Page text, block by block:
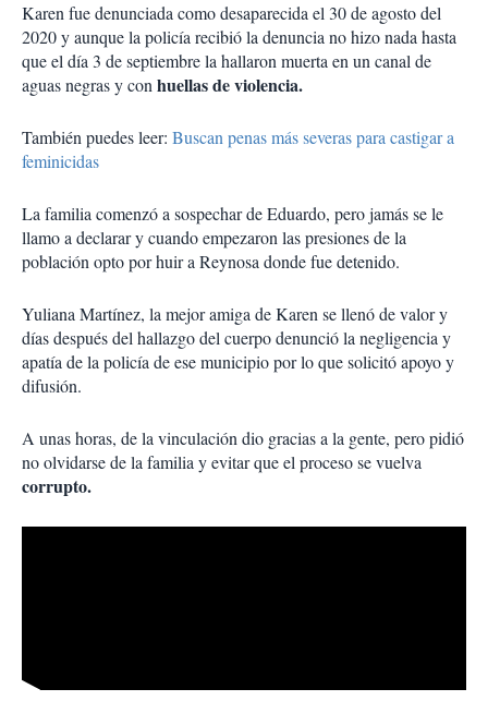
Karen fue denunciada como desaparecida el 30 de agosto del
2020 y aunque la policía recibió la denuncia no hizo nada hasta
que el día 3 de septiembre la hallaron muerta en un canal de
aguas negras y conhuellas de violencia.
También puedes leer: Buscan penas más severas para castigar a
feminicidas
La familia comenzó a sospechar de Eduardo, pero jamás se le
llamo a declarar y cuando empezaron las presiones de la
población opto por huir a Reynosa donde fue detenido.
Yuliana Martínez, la mejor amiga de Karen se llenó de valor y
días después del hallazgo del cuerpo denunció la negligencia y
apatía de la policía de ese municipio por lo que solicitó apoyo y
difusión.
A unas horas, de la vinculación dio gracias a la gente, pero pidió
no olvidarse de la familia y evitar que el proceso se vuelva
corrupto.